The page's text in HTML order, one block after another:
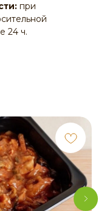
при
24 ч.